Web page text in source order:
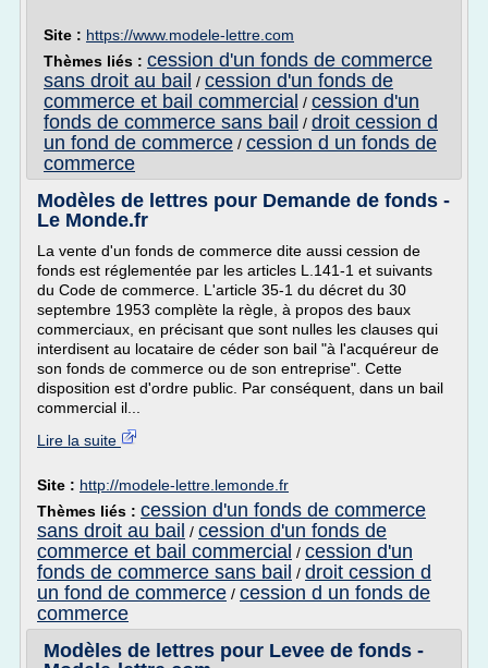
Site : https://www.modele-lettre.com
Thèmes liés : cession d'un fonds de commerce
sans droit au bail / cession d'un fonds de
commerce et bail commercial / cession d'un
fonds de commerce sans bail / droit cession d
un fond de commerce / cession d un fonds de
commerce
Modèles de lettres pour Demande de fonds -
Le Monde.fr
La vente d'un fonds de commerce dite aussi cession de
fonds est réglementée par les articles L.141-1 et suivants
du Code de commerce. L'article 35-1 du décret du 30
septembre 1953 complète la règle, à propos des baux
commerciaux, en précisant que sont nulles les clauses qui
interdisent au locataire de céder son bail "à l'acquéreur de
son fonds de commerce ou de son entreprise". Cette
disposition est d'ordre public. Par conséquent, dans un bail
commercial il...
Lire la suite
Site : http://modele-lettre.lemonde.fr
Thèmes liés : cession d'un fonds de commerce
sans droit au bail / cession d'un fonds de
commerce et bail commercial / cession d'un
fonds de commerce sans bail / droit cession d
un fond de commerce / cession d un fonds de
commerce
Modèles de lettres pour Levee de fonds -